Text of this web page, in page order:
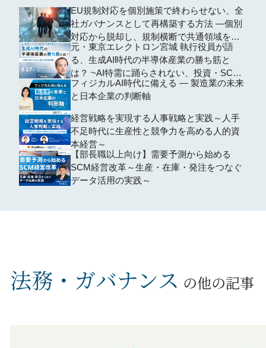
EU規制対応を個別施策で終わらせない、全
社ガバナンスとして再構築する方法 ―個別
対応から脱却し、規制横断で共通領域を再
編するための全社設計―
元・東京エレクトロン宮城 執行役員が語
る、生成AI時代の半導体産業の勝ち筋と
は？ ~AI特需に踊らされない、投資・SCM
の判断軸~
フィジカルAI時代に備える ― 製造業の未来
と日本企業の判断軸
経営戦略を実現する人事戦略と実践～人手
不足時代に生産性と競争力を高める人的資
本経営～
【部長職以上向け】需要予測から始める
SCM経営改革～生産・在庫・発注をつなぐ
データ活用の実践～
法務・ガバナンス の他の記事